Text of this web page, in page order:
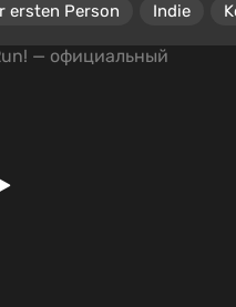
ersten Person Indie